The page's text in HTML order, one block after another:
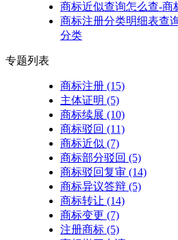
商标近似查询怎么查-
商标注册分类明细表查
分类
专题列表
商标注册 (15)
主体证明 (5)
商标续展 (10)
商标驳回 (11)
商标近似 (7)
商标部分驳回 (5)
商标驳回复审 (14)
商标异议答辩 (5)
商标转让 (14)
商标变更 (7)
注册商标 (5)